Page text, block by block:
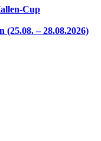
Cup
(25.08. – 28.08.2026)